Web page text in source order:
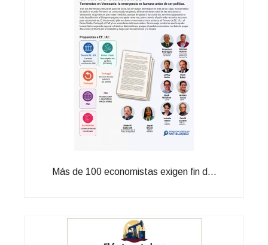
Más de 100 economistas exigen fin d...